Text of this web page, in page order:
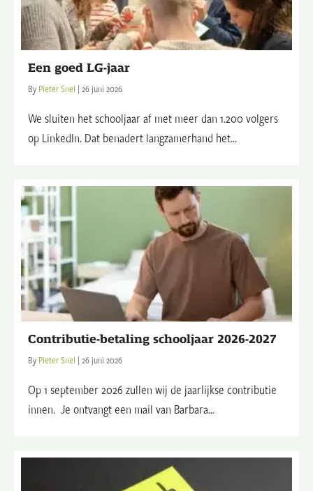
Een goed LG-jaar
By Pieter Snel | 26 juni 2026
We sluiten het schooljaar af met meer dan 1.200 volgers
op LinkedIn. Dat benadert langzamerhand het...
Contributie-betaling schooljaar 2026-2027
By Pieter Snel | 26 juni 2026
Op 1 september 2026 zullen wij de jaarlijkse contributie
innen. Je ontvangt een mail van Barbara...